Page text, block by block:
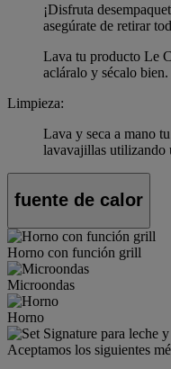
¡Disfruta
asegúrate de retirar
Lava tu producto Le
acláralo y sécalo bien.
Limpieza:
Lava y seca a mano
lavavajillas utilizando
fuente de calor
Horno con función grill
Microondas
Horno
Aceptamos los siguientes